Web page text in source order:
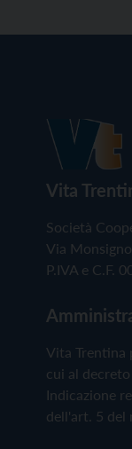
Vita
Società
Via
P.IVA e C.F.
Vita
cui al
Indicazione
dell'art. 5 del